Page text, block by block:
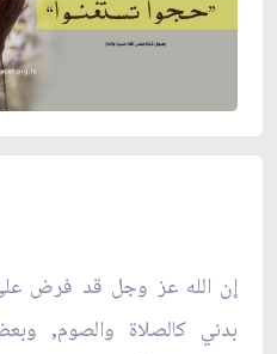
إن الله عز وجل قد فرض
بدني كالصلاة والصوم,